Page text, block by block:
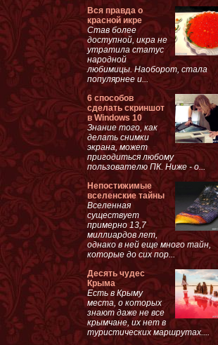
Вся правда о
красной икре
Став более
доступной, икра не
утратила статус
народной
любимицы. Наоборот, стала
популярнее и...
6 способов
сделать скриншот
в Windows 10
Знание того, как
делать снимки
экрана, может
пригодиться любому
пользователю ПК. Ниже - о...
Непостижимые
вселенские тайны
Вселенная
существует
примерно 13,7
миллиардов лет,
однако в ней еще много тайн,
которые до сих пор...
Десять чудес
Крыма
Есть в Крыму
места, о которых
знают даже не все
крымчане, их нет в
туристических маршрутах....